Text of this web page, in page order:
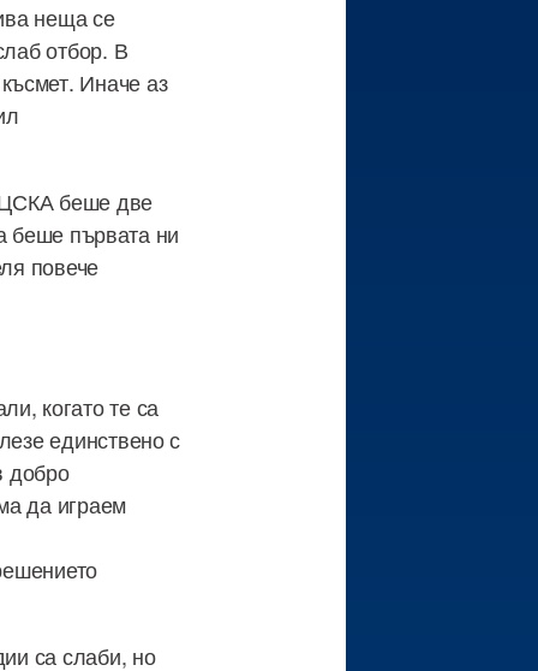
неща се
отбор. В
Иначе аз
ЦСКА беше две
беше първата ни
повече
когато те са
единствено с
добро
да играем
са слаби, но